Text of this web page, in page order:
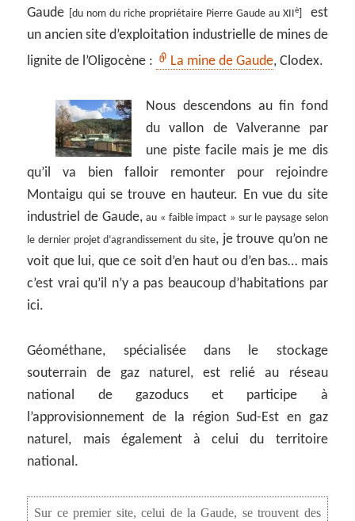
Gaude
[du nom du riche propriétaire Pierre Gaude au XIIè
est
un ancien site d’exploitation industrielle de mines de
lignite de l’Oligocène :
La mine de Gaude, Clodex.
Nous descendons au fin fond
du vallon de Valveranne par
une piste facile mais je me dis
qu’il va bien falloir remonter pour rejoindre
Montaigu qui se trouve en hauteur. En vue du site
industriel de Gaude,au « faible impact » sur le paysage selon
le dernier projet d’agrandissement du site, je trouve qu’on ne
voit que lui, que ce soit d’en haut ou d’en bas… mais
c’est vrai qu’il n’y a pas beaucoup d’habitations par
ici.
Géométhane, spécialisée dans le stockage
souterrain de gaz naturel, est relié au réseau
national de gazoducs et participe à
l’approvisionnement de la région Sud-Est en gaz
naturel, mais également à celui du territoire
national.
Sur ce premier site, celui de la Gaude, se trouvent des